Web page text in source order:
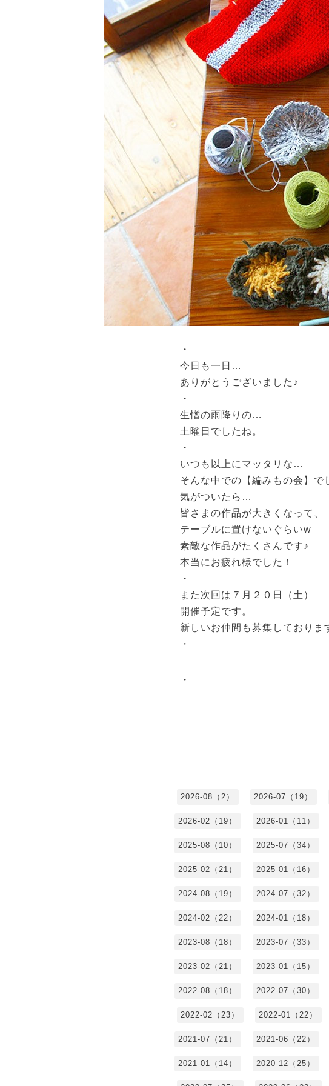
・
今日も一日…
ありがとうございました♪
・
生憎の雨降りの…
土曜日でしたね。
・
いつも以上にマッタリな…
そんな中での【編みもの会】で
気がついたら…
皆さまの作品が大きくなって、
テーブルに置けないぐらいw
素敵な作品がたくさんです♪
本当にお疲れ様でした！
・
また次回は７月２０日（土）
開催予定です。
新しいお仲間も募集しておりま
・
・
2026-08（2） 2026-07（19）
2026-02（19） 2026-01（11）
2025-08（10） 2025-07（34）
2025-02（21） 2025-01（16）
2024-08（19） 2024-07（32）
2024-02（22） 2024-01（18）
2023-08（18） 2023-07（33）
2023-02（21） 2023-01（15）
2022-08（18） 2022-07（30）
2022-02（23） 2022-01（22）
2021-07（21） 2021-06（22）
2021-01（14） 2020-12（25）